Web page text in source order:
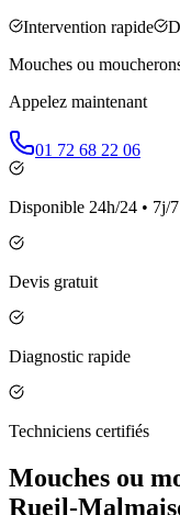
Intervention rapide
Mouches ou
Appelez maintenant
01 72 68 22 06
Disponible 24h/24 • 7j/7
Devis gratuit
Diagnostic rapide
Techniciens certifiés
Mouches ou
Rueil-